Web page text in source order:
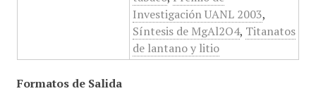
Investigación UANL 2003,
Síntesis de MgAl2O4, Titanatos
de lantano y litio
Formatos de Salida